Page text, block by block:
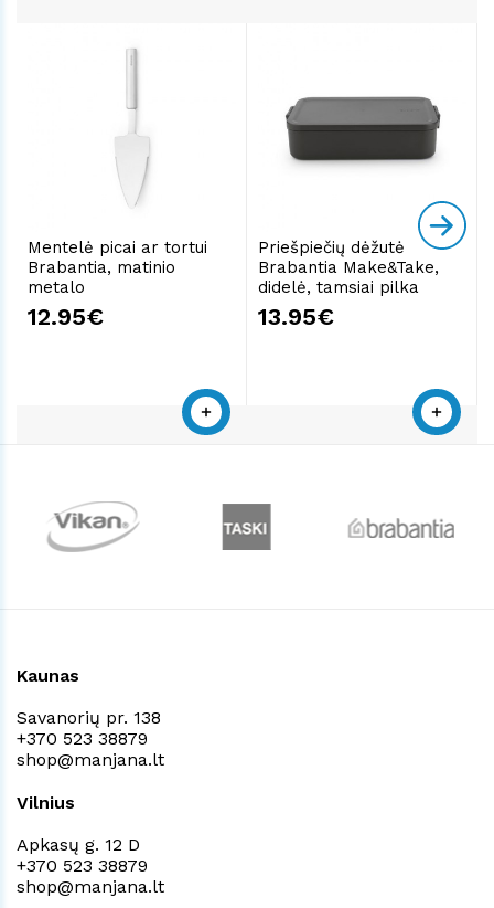
Mentelė picai ar tortui
Brabantia, matinio
metalo
12.95€
Priešpiečių dėžutė
Brabantia Make&Take,
didelė, tamsiai pilka
13.95€
Kaunas
Savanorių pr. 138
+370 523 38879
shop@manjana.lt
Vilnius
Apkasų g. 12 D
+370 523 38879
shop@manjana.lt